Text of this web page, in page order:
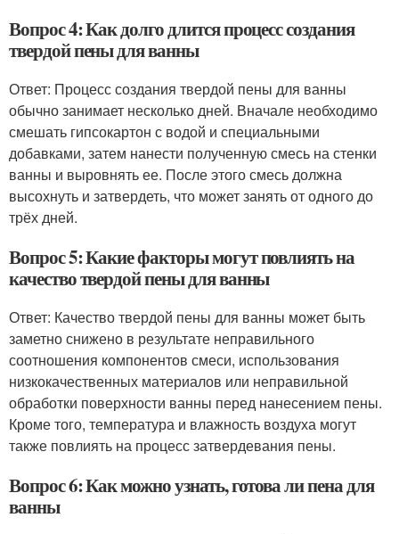
Вопрос 4: Как долго длится процесс создания
твердой пены для ванны
Ответ: Процесс создания твердой пены для ванны
обычно занимает несколько дней. Вначале необходимо
смешать гипсокартон с водой и специальными
добавками, затем нанести полученную смесь на стенки
ванны и выровнять ее. После этого смесь должна
высохнуть и затвердеть, что может занять от одного до
трёх дней.
Вопрос 5: Какие факторы могут повлиять на
качество твердой пены для ванны
Ответ: Качество твердой пены для ванны может быть
заметно снижено в результате неправильного
соотношения компонентов смеси, использования
низкокачественных материалов или неправильной
обработки поверхности ванны перед нанесением пены.
Кроме того, температура и влажность воздуха могут
также повлиять на процесс затвердевания пены.
Вопрос 6: Как можно узнать, готова ли пена для
ванны